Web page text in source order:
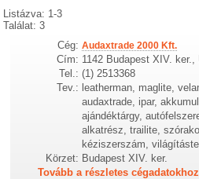
Listázva: 1-3
Találat: 3
Cég: Audaxtrade 2000 Kft.
Cím: 1142 Budapest XIV. ker.,
Tel.: (1) 2513368
Tev.: leatherman, maglite,
audaxtrade, ipar,
ajándéktárgy,
alkatrész, trailite,
kéziszerszám,
Körzet: Budapest XIV. ker.
Tovább a részletes